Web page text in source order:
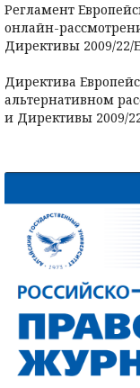
Регламент
онлайн-
Директивы 2009/22/
Директива
альтернативном
и Директивы 2009/